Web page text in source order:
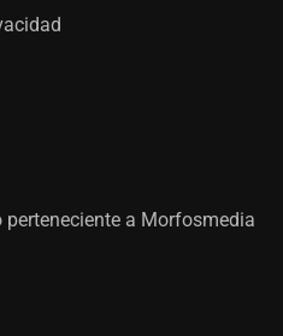
a Morfosmedia